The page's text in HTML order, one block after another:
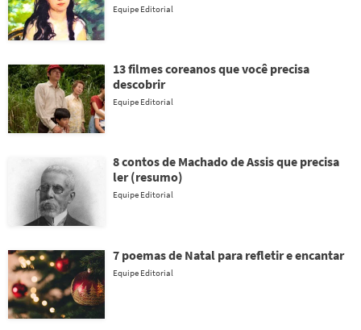
Equipe Editorial
13 filmes coreanos que você precisa
descobrir
Equipe Editorial
8 contos de Machado de Assis que precisa
ler (resumo)
Equipe Editorial
7 poemas de Natal para refletir e encantar
Equipe Editorial